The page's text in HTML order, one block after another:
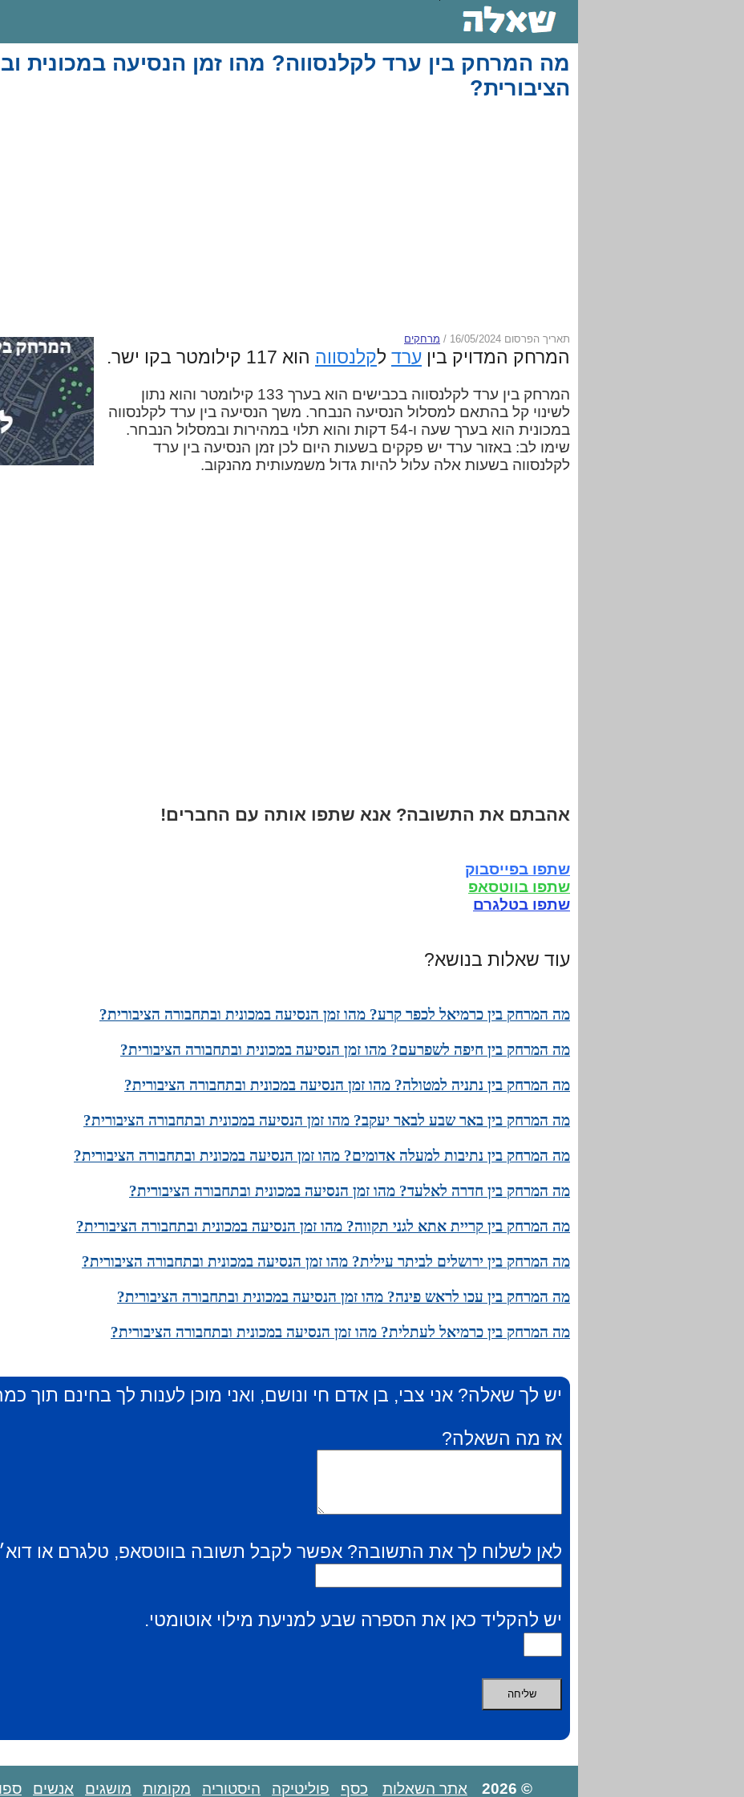
מה המרחק בין ערד לקלנסווה? מהו זמן הנסיעה במכונית
הציבורית?
תאריך הפרסום 16/05/2024 / מרחקים
המרחק המדויק בין ערד לקלנסווה הוא 117 קילומטר בקו ישר.
המרחק בין ערד לקלנסווה בכבישים הוא בערך 133 קילומטר והוא נתון
לשינוי קל בהתאם למסלול הנסיעה הנבחר. משך הנסיעה בין ערד לקלנסווה
במכונית הוא בערך שעה ו-54 דקות והוא תלוי במהירות ובמסלול הנבחר.
שימו לב: באזור ערד יש פקקים בשעות היום לכן זמן הנסיעה בין ערד
לקלנסווה בשעות אלה עלול להיות גדול משמעותית מהנקוב.
אהבתם את התשובה? אנא שתפו אותה עם החברים!
שתפו בפייסבוק
שתפו בווטסאפ
שתפו בטלגרם
עוד שאלות בנושא?
מה המרחק בין כרמיאל לכפר קרע? מהו זמן הנסיעה במכונית ובתחבורה הציבורית?
מה המרחק בין חיפה לשפרעם? מהו זמן הנסיעה במכונית ובתחבורה הציבורית?
מה המרחק בין נתניה למטולה? מהו זמן הנסיעה במכונית ובתחבורה הציבורית?
מה המרחק בין באר שבע לבאר יעקב? מהו זמן הנסיעה במכונית ובתחבורה הציבורית?
מה המרחק בין נתיבות למעלה אדומים? מהו זמן הנסיעה במכונית ובתחבורה הציבורית?
מה המרחק בין חדרה לאלעד? מהו זמן הנסיעה במכונית ובתחבורה הציבורית?
מה המרחק בין קריית אתא לגני תקווה? מהו זמן הנסיעה במכונית ובתחבורה הציבורית?
מה המרחק בין ירושלים לביתר עילית? מהו זמן הנסיעה במכונית ובתחבורה הציבורית?
מה המרחק בין עכו לראש פינה? מהו זמן הנסיעה במכונית ובתחבורה הציבורית?
מה המרחק בין כרמיאל לעתלית? מהו זמן הנסיעה במכונית ובתחבורה הציבורית?
יש לך שאלה? אני צבי, בן אדם חי ונושם, ואני מוכן לענות לך בחינם תוך
אז מה השאלה?
לאן לשלוח לך את התשובה? אפשר לקבל תשובה בווטסאפ, טלגרם או
יש להקליד כאן את הספרה שבע למניעת מילוי אוטומטי.
© 2026 אתר השאלות כסף פוליטיקה היסטוריה מקומות מושגים אנשים